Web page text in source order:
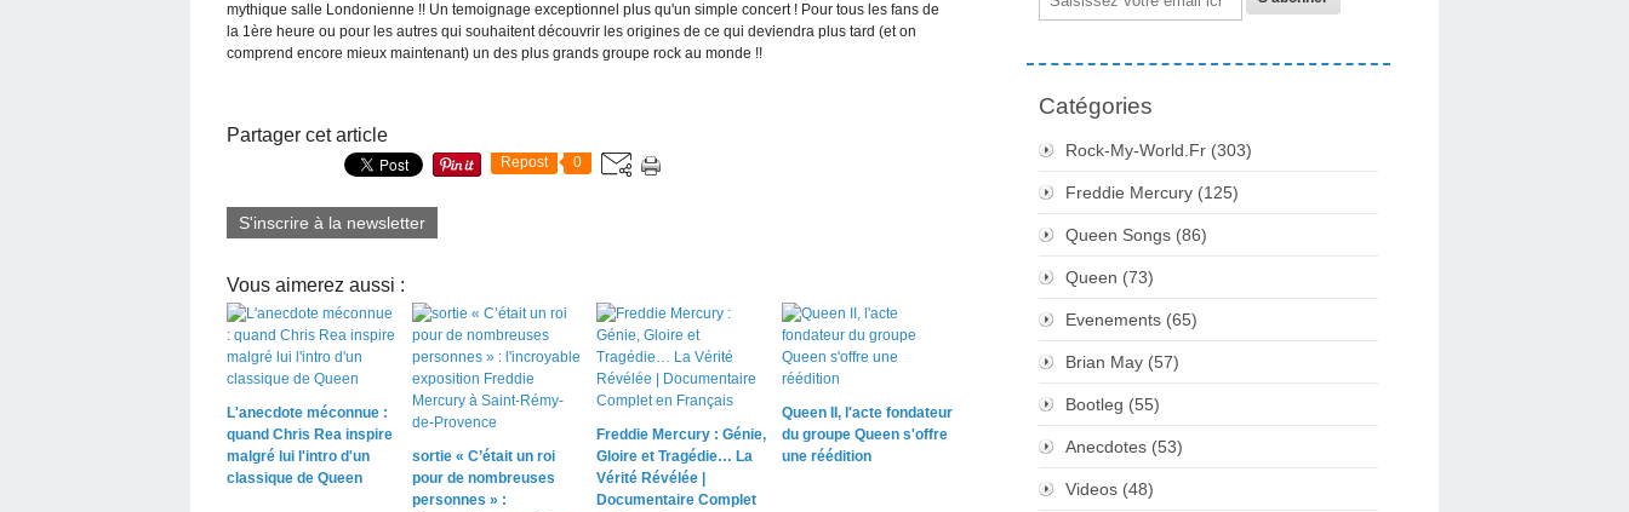
mythique salle Londonienne !! Un temoignage exceptionnel plus qu'un simple concert ! Pour tous les fans de
la 1ère heure ou pour les autres qui souhaitent découvrir les origines de ce qui deviendra plus tard (et on
comprend encore mieux maintenant) un des plus grands groupe rock au monde !!
Partager cet article
Repost 0
S'inscrire à la newsletter
Vous aimerez aussi :
L'anecdote méconnue :
quand Chris Rea inspire
malgré lui l'intro d'un
classique de Queen
sortie « C’était un roi
pour de nombreuses
personnes » :
Freddie Mercury : Génie,
Gloire et Tragédie… La
Vérité Révélée |
Documentaire Complet
Queen II, l'acte fondateur
du groupe Queen s'offre
une réédition
Catégories
Rock-My-World.fr (303)
Freddie Mercury (125)
Queen Songs (86)
Queen (73)
Evenements (65)
Brian May (57)
Bootleg (55)
Anecdotes (53)
Videos (48)